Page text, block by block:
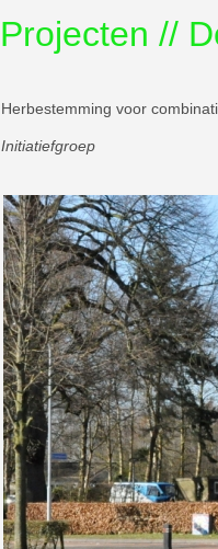
Projecten //
Herbestemming voor
Initiatiefgroep